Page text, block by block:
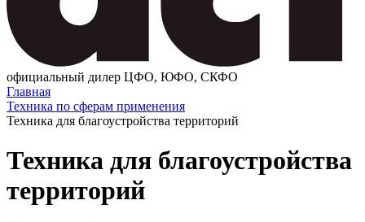
официальный дилер ЦФО, ЮФО, СКФО
Главная
Техника по сферам применения
Техника для благоустройства территорий
Техника для благоустройства
территорий